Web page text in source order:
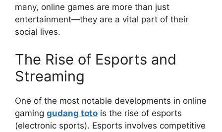
many, online games are more than just
entertainment—they are a vital part of their
social lives.
The Rise of Esports and
Streaming
One of the most notable developments in online
gaming gudang toto is the rise of esports
(electronic sports). Esports involves competitive